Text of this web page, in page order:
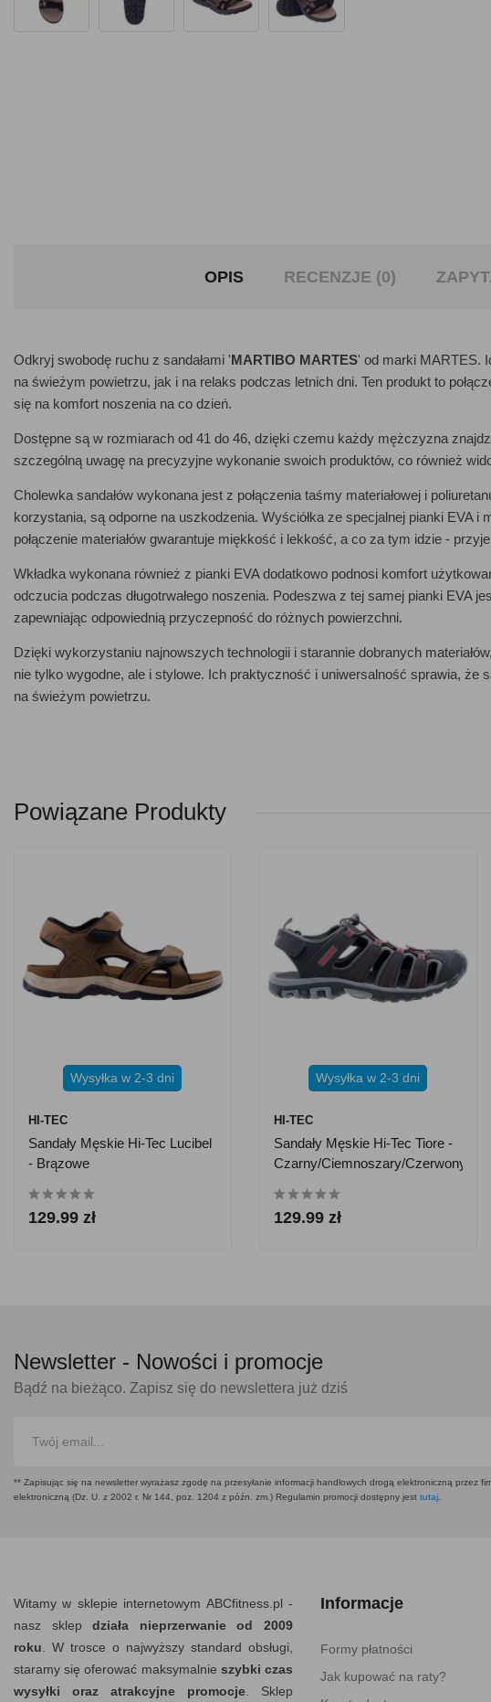
OPIS RECENZJE (0)
Odkryj swobodę ruchu z sandałami 'MARTIBO MARTES' od marki MARTES.
na świeżym powietrzu, jak i na relaks podczas letnich dni. Ten produkt to
się na komfort noszenia na co dzień.
Dostępne są w rozmiarach od 41 do 46, dzięki czemu każdy mężczyzna
szczególną uwagę na precyzyjne wykonanie swoich produktów, co również
Cholewka sandałów wykonana jest z połączenia taśmy materiałowej i
korzystania, są odporne na uszkodzenia. Wyściółka ze specjalnej pianki EVA i
połączenie materiałów gwarantuje miękkość i lekkość, a co za tym idzie -
Wkładka wykonana również z pianki EVA dodatkowo podnosi komfort
odczucia podczas długotrwałego noszenia. Podeszwa z tej samej pianki EVA
zapewniając odpowiednią przyczepność do różnych powierzchni.
Dzięki wykorzystaniu najnowszych technologii i starannie dobranych
nie tylko wygodne, ale i stylowe. Ich praktyczność i uniwersalność sprawia, że
na świeżym powietrzu.
Powiązane Produkty
Wysyłka w 2-3 dni
HI-TEC
Sandały Męskie Hi-Tec Lucibel
- Brązowe
129.99 zł
Wysyłka w 2-3 dni
HI-TEC
Sandały Męskie Hi-Tec Tiore -
Czarny/ciemnoszary/czerwony
129.99 zł
Newsletter - Nowości i promocje
Bądź na bieżąco. Zapisz się do newslettera już dziś
** Zapisując się na newsletter wyrażasz zgodę na przesyłanie informacji handlowych drogą elektroniczną przez
elektroniczną (Dz. U. z 2002 r. Nr 144, poz. 1204 z późn. zm.) Regulamin promocji dostępny jest tutaj
Witamy w sklepie internetowym ABCfitness.pl -
nasz sklepdziała nieprzerwanie od 2009
roku . W trosce o najwyższy standard obsługi,
staramy się oferować maksymalnie szybki czas
wysyłki oraz atrakcyjne promocje . Sklep
Informacje
Formy płatności
Jak kupować na raty?